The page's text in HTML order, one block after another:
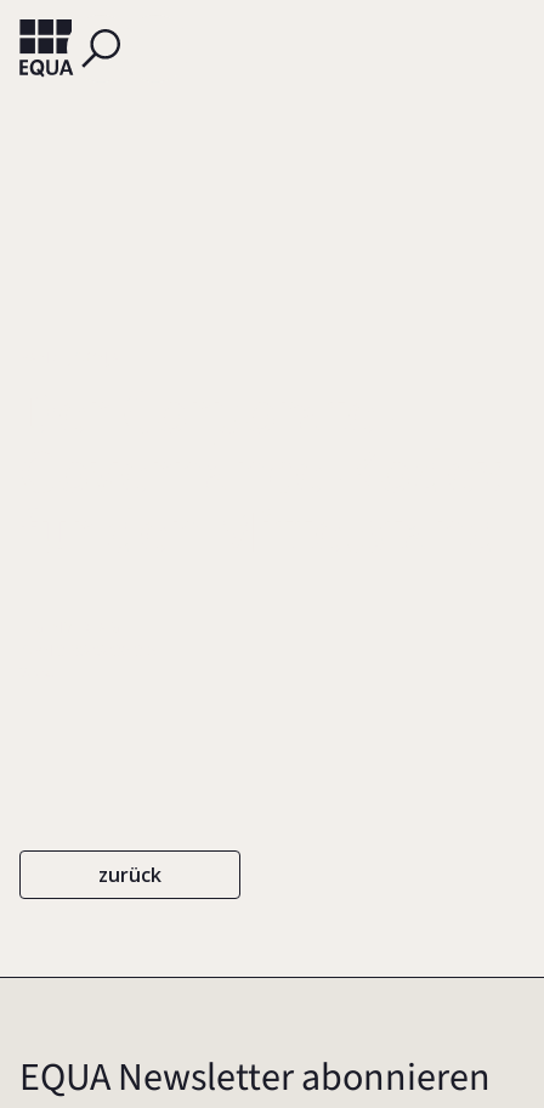
zurück
EQUA Newsletter abonnieren